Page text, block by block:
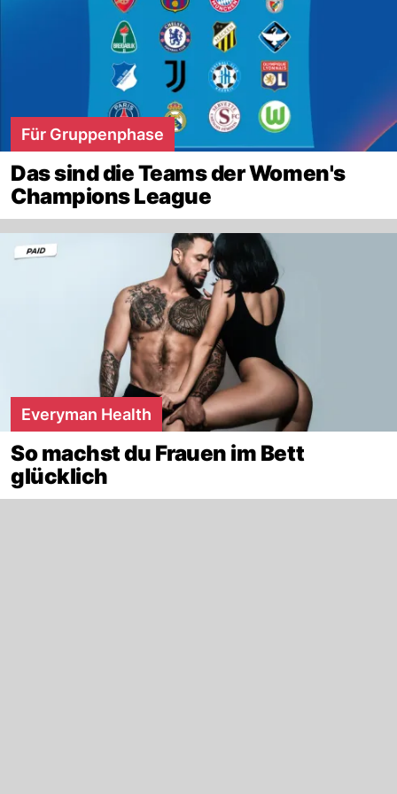
Für Gruppenphase
Das sind die Teams der Women's
Champions League
Everyman Health
So machst du Frauen im Bett
glücklich